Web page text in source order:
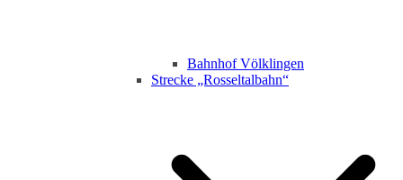
Bahnhof Völklingen
Strecke „Rosseltalbahn“